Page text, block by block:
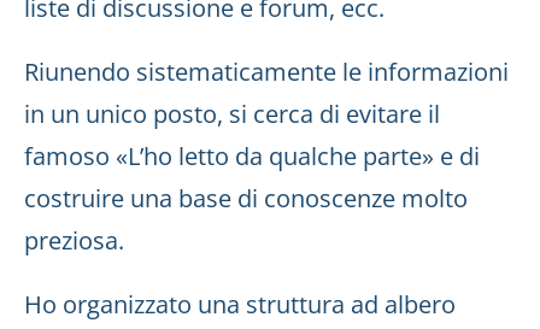
liste di discussione e forum, ecc.
Riunendo sistematicamente le informazioni
in un unico posto, si cerca di evitare il
famoso «L’ho letto da qualche parte» e di
costruire una base di conoscenze molto
preziosa.
Ho organizzato una struttura ad albero